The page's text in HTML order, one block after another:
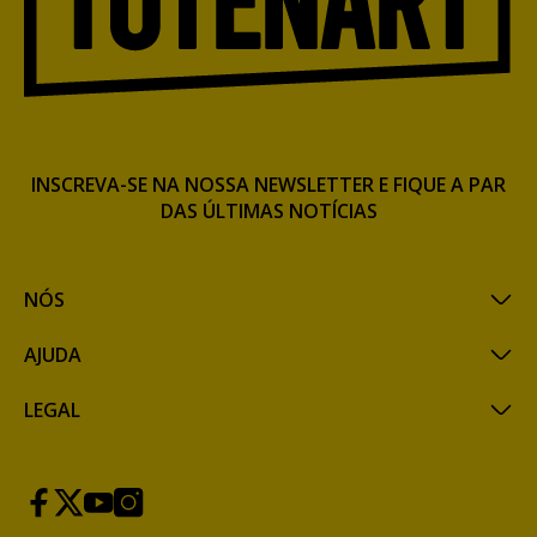
NÓS
AJUDA
LEGAL
INSCREVA-SE NA NOSSA NEWSLETTER E FIQUE A PAR
DAS ÚLTIMAS NOTÍCIAS